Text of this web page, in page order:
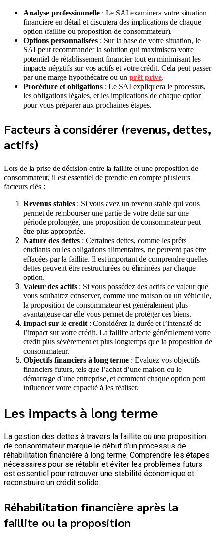
Analyse professionnelle : Le SAI examinera votre situation
financière en détail et discutera des implications de chaque
option (faillite ou proposition de consommateur).
Options personnalisées : Sur la base de votre situation, le
SAI peut recommander la solution qui maximisera votre
potentiel de rétablissement financier tout en minimisant les
impacts négatifs sur vos actifs et votre crédit. Cela peut passer
par une marge hypothécaire ou un prêt privé.
Procédure et obligations : Le SAI expliquera le processus,
les obligations légales, et les implications de chaque option
pour vous préparer aux prochaines étapes.
Facteurs à considérer (revenus, dettes,
actifs)
Lors de la prise de décision entre la faillite et une proposition de
consommateur, il est essentiel de prendre en compte plusieurs
facteurs clés :
Revenus stables : Si vous avez un revenu stable qui vous
permet de rembourser une partie de votre dette sur une
période prolongée, une proposition de consommateur peut
être plus appropriée.
Nature des dettes : Certaines dettes, comme les prêts
étudiants ou les obligations alimentaires, ne peuvent pas être
effacées par la faillite. Il est important de comprendre quelles
dettes peuvent être restructurées ou éliminées par chaque
option.
Valeur des actifs : Si vous possédez des actifs de valeur que
vous souhaitez conserver, comme une maison ou un véhicule,
la proposition de consommateur est généralement plus
avantageuse car elle vous permet de protéger ces biens.
Impact sur le crédit : Considérez la durée et l’intensité de
l’impact sur votre crédit. La faillite affecte généralement votre
crédit plus sévèrement et plus longtemps que la proposition de
consommateur.
Objectifs financiers à long terme : Évaluez vos objectifs
financiers futurs, tels que l’achat d’une maison ou le
démarrage d’une entreprise, et comment chaque option peut
influencer votre capacité à les réaliser.
Les impacts à long terme
La gestion des dettes à travers la faillite ou une proposition
de consommateur marque le début d’un processus de
réhabilitation financière à long terme. Comprendre les étapes
nécessaires pour se rétablir et éviter les problèmes futurs
est essentiel pour retrouver une stabilité économique et
reconstruire un crédit solide.
Réhabilitation financière après la
faillite ou la proposition